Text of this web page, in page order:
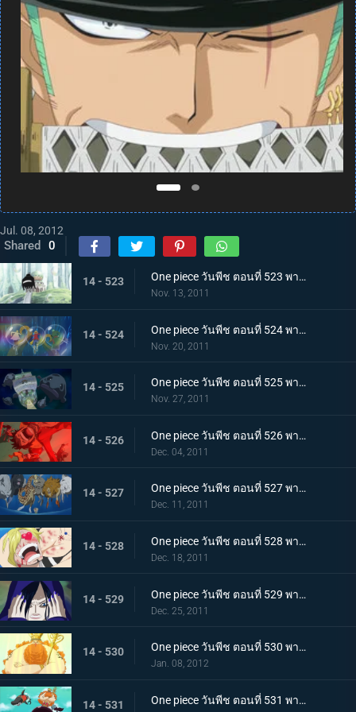
Jul. 08, 2012
Shared 0
14 - 523 One piece วันพีช ตอนที่ 523 พากย์ไทย ความจริงที่น่าตกตะลึง ชายผู้ปกป้องเรือซันนี่
Nov. 13, 2011
14 - 524 One piece วันพีช ตอนที่ 524 พากย์ไทย การต่อสู้ใต้ทะเลที่แลกด้วยชีวิต! สัตว์ประหลาดแห่งท้องทะเลปรากฏ
Nov. 20, 2011
14 - 525 One piece วันพีช ตอนที่ 525 พากย์ไทย เรือแตกกลางทะเล! กลุ่มหมวกฟางพลัดหลงกัน
Nov. 27, 2011
14 - 526 One piece วันพีช ตอนที่ 526 พากย์ไทย ภูเขาไฟใต้ทะเลปะทุ! ลอยล่องสู่เกาะมนุษย์เงือก
Dec. 04, 2011
14 - 527 One piece วันพีช ตอนที่ 527 พากย์ไทย ขึ้นสู่เกาะมนุษย์เงือก! พบเหล่านางเงือกแสนงาม
Dec. 11, 2011
14 - 528 One piece วันพีช ตอนที่ 528 พากย์ไทย ตื่นเต้นจนล้นปรี่! ชีวิตของซันจิตกอยู่ในอันตราย!!!
Dec. 18, 2011
14 - 529 One piece วันพีช ตอนที่ 529 พากย์ไทย เกาะมนุษย์เงือกล้มสลาย!!! คำทำนายของเชอรี่!
Dec. 25, 2011
14 - 530 One piece วันพีช ตอนที่ 530 พากย์ไทย ราชาแห่งเกาะมนุษย์เงือก! เนปจูนเทพเจ้าแห่งท้องทะเล
Jan. 08, 2012
14 - 531 One piece วันพีช ตอนที่ 531 พากย์ไทย วังริวงู! ฉลามที่ช่วยไว้เป็นผู้นำทาง